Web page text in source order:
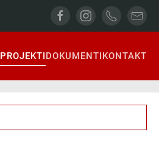
PROJEKTIDOKUMENTIKONTAKT